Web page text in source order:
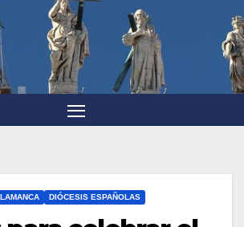
DIÓCESIS ESPAÑOLAS